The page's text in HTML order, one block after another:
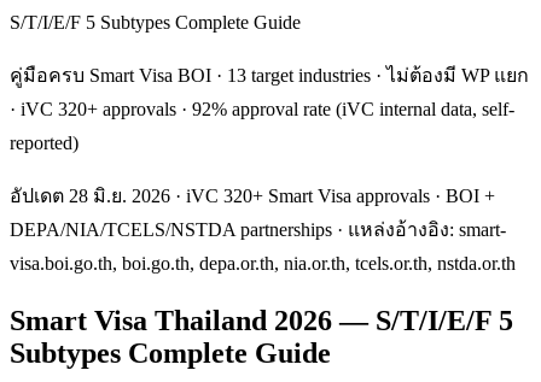
S/T/I/E/F 5 Subtypes Complete Guide
คู่มือครบ Smart Visa BOI · 13 target industries · ไม่ต้องมี WP แยก
· iVC 320+ approvals · 92% approval rate (iVC internal data, self-
reported)
อัปเดต 28 มิ.ย. 2026 · iVC 320+ Smart Visa approvals · BOI +
DEPA/NIA/TCELS/NSTDA partnerships · แหล่งอ้างอิง: smart-
visa.boi.go.th, boi.go.th, depa.or.th, nia.or.th, tcels.or.th, nstda.or.th
Smart Visa Thailand 2026 — S/T/I/E/F 5
Subtypes Complete Guide